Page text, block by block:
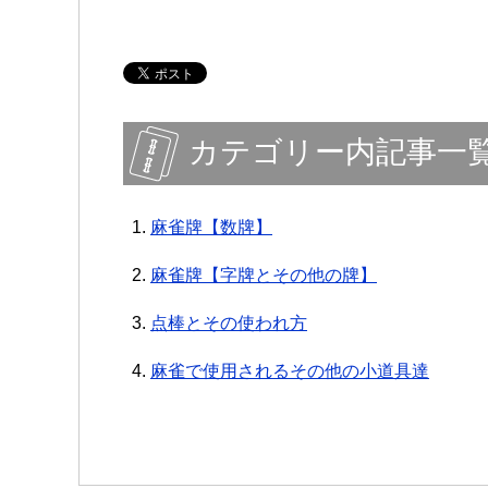
カテゴリー内記事一
麻雀牌【数牌】
麻雀牌【字牌とその他の牌】
点棒とその使われ方
麻雀で使用されるその他の小道具達